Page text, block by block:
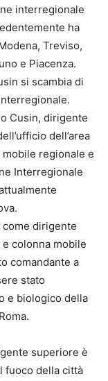
interregionale
ha
Treviso,
e Piacenza.
si scambia di
Cusin, dirigente
dell’area
regionale e
Interregionale
dirigente
colonna mobile
comandante a
stato
e biologico della
superiore è
fuoco della città